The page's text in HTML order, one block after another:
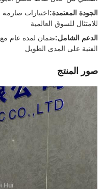
الجودة المعتمدة:
للامتثال للسوق العالمية
الدعم الشامل:ضمان لمدة عام مع
الفنية على المدى الطويل
صور المنتج